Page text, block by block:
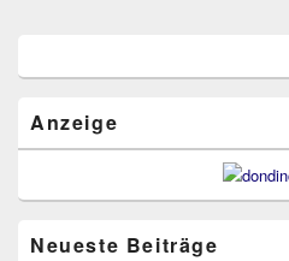
Widget-
Anzeige
Neueste Beiträge